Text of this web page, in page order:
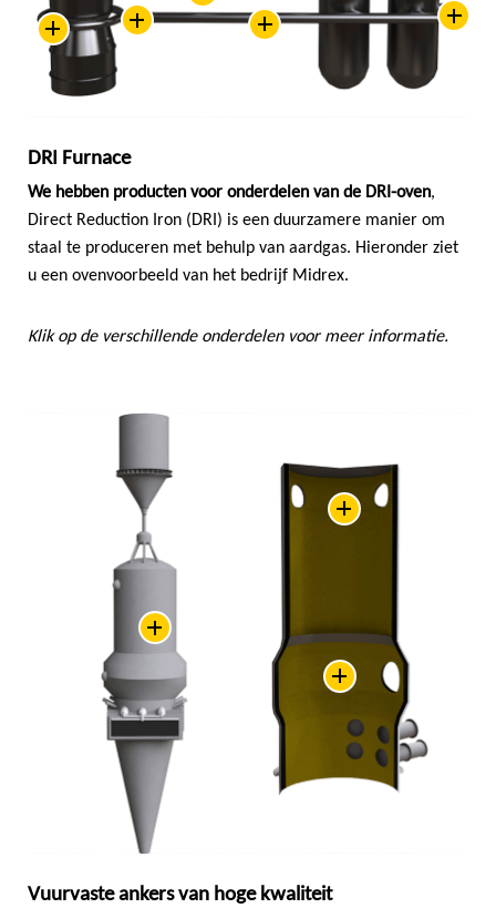
DRI Furnace
We hebben producten voor onderdelen van de DRI-oven,
Direct Reduction Iron (DRI) is een duurzamere manier om
staal te produceren met behulp van aardgas. Hieronder ziet
u een ovenvoorbeeld van het bedrijf Midrex.
Klik op de verschillende onderdelen voor meer informatie.
Vuurvaste ankers van hoge kwaliteit